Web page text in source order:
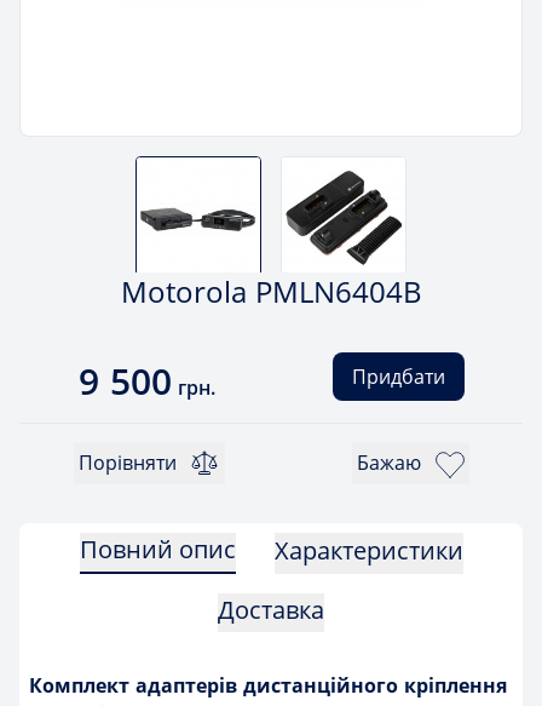
Motorola PMLN6404B
9 500 грн. Придбати
Порівняти Бажаю
Повний опис
Характеристики
Доставка
Комплект адаптерів дистанційного кріплення